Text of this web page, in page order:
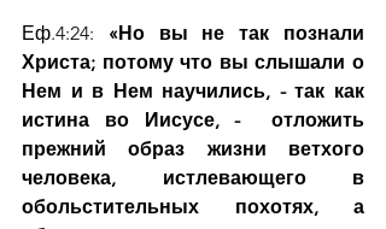
Еф.4:24: «Но вы не так познали
Христа; потому что вы слышали о
Нем и в Нем научились, - так как
истина во Иисусе, -  отложить
прежний образ жизни ветхого
человека, истлевающего в
обольстительных похотях, а